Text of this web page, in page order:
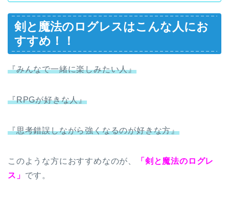
剣と魔法のログレスはこんな人にお
すすめ！！
『みんなで一緒に楽しみたい人』
『RPGが好きな人』
『思考錯誤しながら強くなるのが好きな方』
このような方におすすめなのが、
「剣と魔法のログレ
ス」 です。